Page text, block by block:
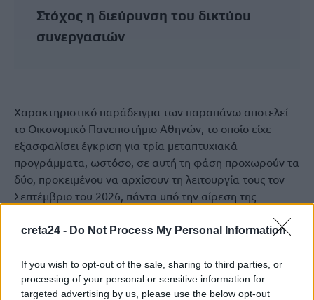
creta24 - Do Not Process My Personal Information
If you wish to opt-out of the sale, sharing to third parties, or
processing of your personal or sensitive information for
targeted advertising by us, please use the below opt-out
Στόχος η διεύρυνση του δικτύου
συνεργασιών
Χαρακτηριστικό παράδειγμα των παραπάνω αποτελεί
το Οικονομικό Πανεπιστήμιο Αθηνών, το οποίο είχε
εξασφαλίσει έγκριση για τρία μεταπτυχιακά
προγράμματα, ωστόσο, σε αυτή τη φάση προχωρούν τα
δύο, προκειμένου να αρχίσουν τη λειτουργία τους τον
Σεπτέμβριο του 2026, πάντα υπό την αίρεση της
«Τα δύο χρηματοδοτούμενα προγράμματα είναι
καινοτόμα και διεπιστημονικά και εστιάζουν σε τομείς
αιχμής με διεθνή απήχηση και σημαντικές προοπτικές
ανάπτυξης», ανέφερε στο ΑΠΕ-ΜΠΕ η Νάνσυ Πουλούδη,